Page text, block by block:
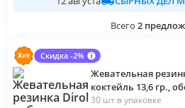
Всего 2
Скидка -2%
Жевательная
коктейль 13,6 гр.,
30 шт в упаковке